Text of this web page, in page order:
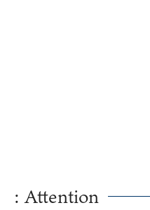
: Attention